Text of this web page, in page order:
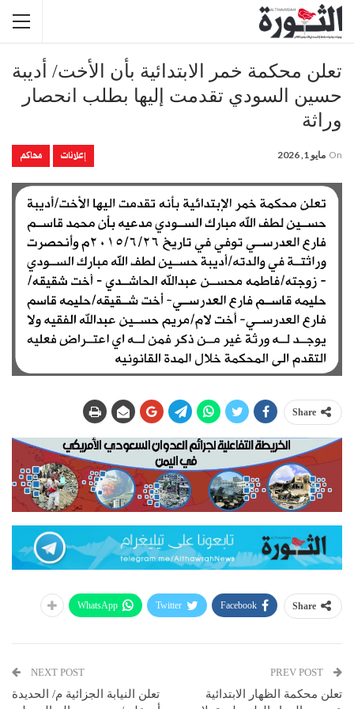
تعلن محكمة خمر الابتدائية بأن الأخت/ أديبة
حسين السودي تقدمت إليها بطلب انحصار
وراثة
إعلانات محاكم On مايو 1, 2026
Share
Share
Facebook
Twitter
WhatsApp
تعلن محكمة الظهار الابتدائية
NEXT POST
تعلن النيابة الجزائية م/ الحديدة